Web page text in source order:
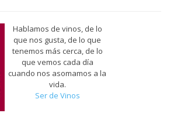
Hablamos de vinos, de lo
que nos gusta, de lo que
tenemos más cerca, de lo
que vemos cada día
cuando nos asomamos a la
vida.
Ser de Vinos